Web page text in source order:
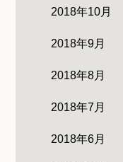
2018年10月
2018年9月
2018年8月
2018年7月
2018年6月